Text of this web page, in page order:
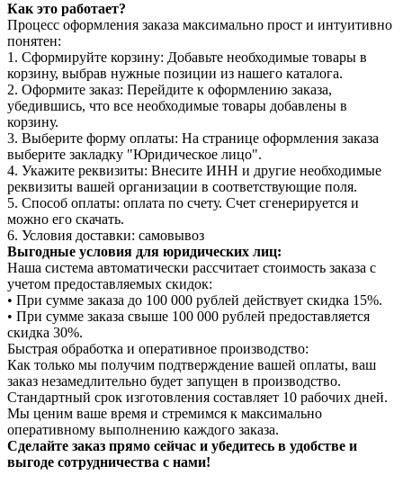
Как это работает?
Процесс оформления заказа максимально прост и интуитивно
понятен:
1. Сформируйте корзину: Добавьте необходимые товары в
корзину, выбрав нужные позиции из нашего каталога.
2. Оформите заказ: Перейдите к оформлению заказа,
убедившись, что все необходимые товары добавлены в
корзину.
3. Выберите форму оплаты: На странице оформления заказа
выберите закладку "Юридическое лицо".
4. Укажите реквизиты: Внесите ИНН и другие необходимые
реквизиты вашей организации в соответствующие поля.
5. Способ оплаты: оплата по счету. Счет сгенерируется и
можно его скачать.
6. Условия доставки: самовывоз
Выгодные условия для юридических лиц:
Наша система автоматически рассчитает стоимость заказа с
учетом предоставляемых скидок:
• При сумме заказа до 100 000 рублей действует скидка 15%.
• При сумме заказа свыше 100 000 рублей предоставляется
скидка 30%.
Быстрая обработка и оперативное производство:
Как только мы получим подтверждение вашей оплаты, ваш
заказ незамедлительно будет запущен в производство.
Стандартный срок изготовления составляет 10 рабочих дней.
Мы ценим ваше время и стремимся к максимально
оперативному выполнению каждого заказа.
Сделайте заказ прямо сейчас и убедитесь в удобстве и
выгоде сотрудничества с нами!